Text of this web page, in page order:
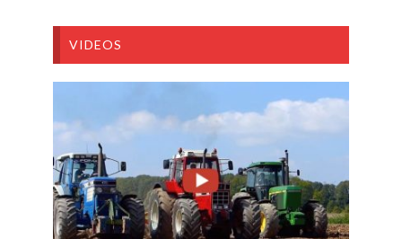
VIDEOS